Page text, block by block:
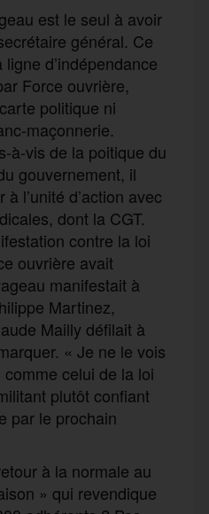
est le seul à avoir
général. Ce
d’indépendance
Force ouvrière,
politique ni
maçonnerie.
à-vis de la poitique du
gouvernement, il
l’unité d’action avec
dont la CGT.
contre la loi
ouvrière avait
manifestait à
Martinez,
Mailly défilait à
« Je ne le vois
celui de la loi
plutôt confiant
par le prochain
à la normale au
» qui revendique